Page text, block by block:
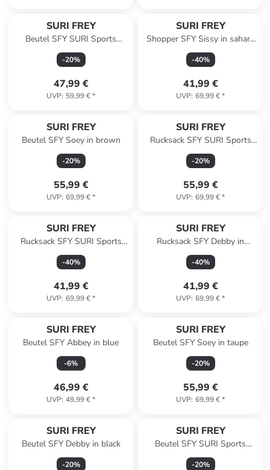
SURI FREY
Beutel SFY SURI Sports
Marry in black
-20%
47,99 €
UVP: 59,99 €*
SURI FREY
Shopper SFY Sissy in sahara
920
-40%
41,99 €
UVP: 69,99 €*
SURI FREY
Beutel SFY Soey in brown
-20%
55,99 €
UVP: 69,99 €*
SURI FREY
Rucksack SFY SURI Sports
Jessy-Lu in black
-20%
55,99 €
UVP: 69,99 €*
SURI FREY
Rucksack SFY SURI Sports
Marry in taupe
-40%
41,99 €
UVP: 69,99 €*
SURI FREY
Rucksack SFY Debby in
darkgreen 933
-40%
41,99 €
UVP: 69,99 €*
SURI FREY
Beutel SFY Abbey in blue
-6%
46,99 €
UVP: 49,99 €*
SURI FREY
Beutel SFY Soey in taupe
-20%
55,99 €
UVP: 69,99 €*
SURI FREY
Beutel SFY Debby in black
-20%
SURI FREY
Beutel SFY SURI Sports
Marry in taupe
-20%